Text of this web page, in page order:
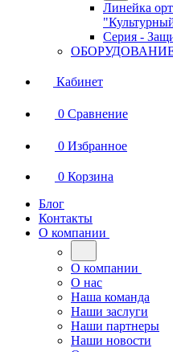
Линейка
Серия -
Кабинет
0 Сравнение
0 Избранное
0 Корзина
Блог
Контакты
О компании
О компании
О нас
Наша команда
Наши заслуги
Наши партнеры
Наши новости